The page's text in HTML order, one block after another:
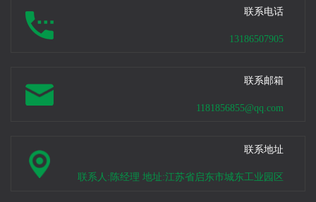
联系电话
13186507905
联系邮箱
1181856855@qq.com
联系地址
联系人:陈经理 地址:江苏省启东市城东工业园区